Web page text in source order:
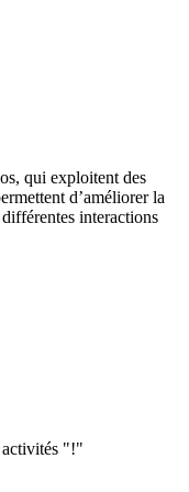
qui exploitent des
d’améliorer la
interactions
activités "!"